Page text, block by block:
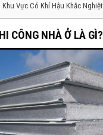
Khu Vực Có Khí Hậu Khắc Nghiệt
CÔNG NHÀ Ở LÀ GÌ?